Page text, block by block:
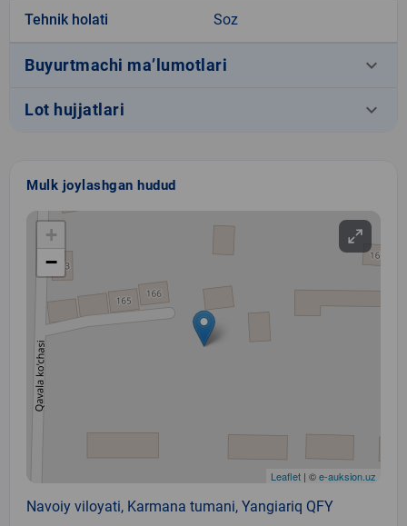
Tehnik holati Soz
Buyurtmachi ma’lumotlari keyboard_arrow_down
Lot hujjatlari keyboard_arrow_down
Mulk joylashgan hudud
+
−
Leaflet | ©e-auksion.uz
Navoiy viloyati, Karmana tumani, Yangiariq QFY